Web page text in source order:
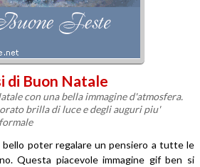
Buon Natale
con una bella immagine d'atmosfera.
brilla di luce e degli auguri piu'
bello poter regalare un pensiero a tutte le
Questa piacevole immagine gif ben si